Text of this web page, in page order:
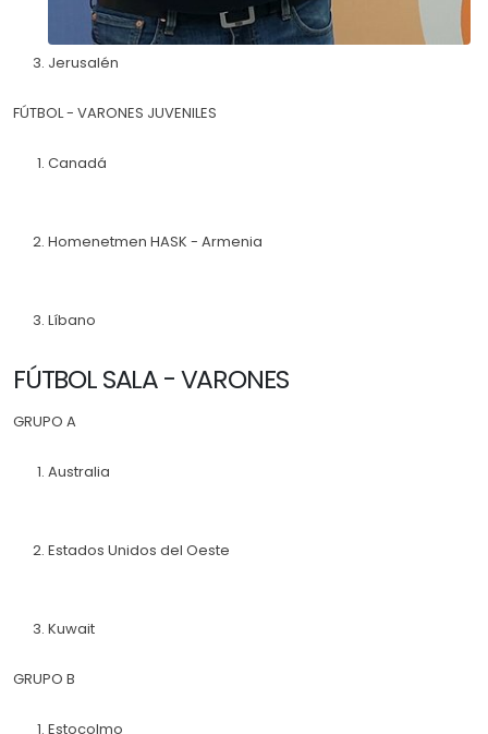
Jerusalén
FÚTBOL - VARONES JUVENILES
Canadá
Homenetmen HASK - Armenia
Líbano
FÚTBOL SALA - VARONES
GRUPO A
Australia
Estados Unidos del Oeste
Kuwait
GRUPO B
Estocolmo